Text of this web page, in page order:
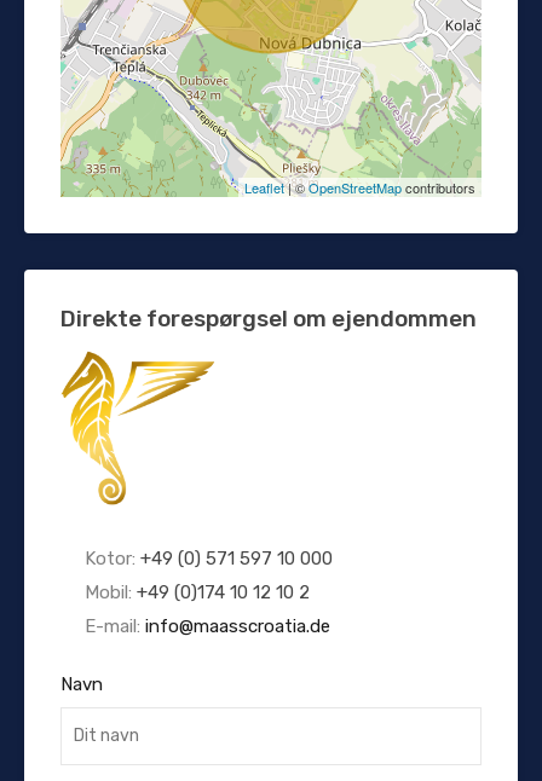
Leaflet| ©OpenStreetMapcontributors
Direkte forespørgsel om ejendommen
Kotor: +49 (0) 571 597 10 000
Mobil: +49 (0)174 10 12 10 2
E-mail: info@maasscroatia.de
Navn